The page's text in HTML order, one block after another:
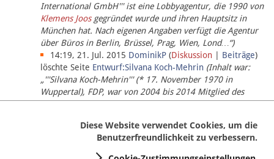
International GmbH''' ist eine Lobbyagentur, die 1990 von
Klemens Joosgegründet wurde und ihren Hauptsitz in
München hat. Nach eigenen Angaben verfügt die Agentur
über Büros in Berlin, Brüssel, Prag, Wien, Lond…“)
14:19, 21. Jul. 2015 DominikP (Diskussion Beiträge)
löschte Seite Entwurf:Silvana Koch-Mehrin (Inhalt war:
„'''Silvana Koch-Mehrin''' (* 17. November 1970 in
Wuppertal), FDP, war von 2004 bis 2014 Mitglied des
Europäischen Parlaments, seit November 2014 ist sie für
Diese Website verwendet Cookies, um die
Benutzerfreundlichkeit zu verbessern.